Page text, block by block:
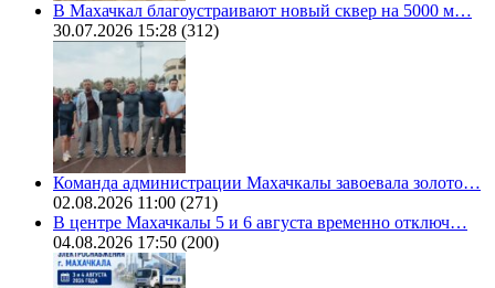
В Махачкал благоустраивают новый сквер на 5000 м…
30.07.2026 15:28 (312)
Команда администрации Махачкалы завоевала золото…
02.08.2026 11:00 (271)
В центре Махачкалы 5 и 6 августа временно отключ…
04.08.2026 17:50 (200)